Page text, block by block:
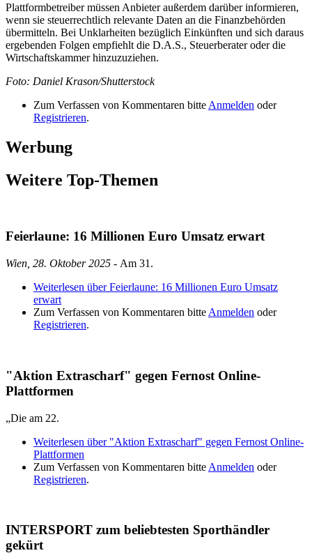
Plattformbetreiber müssen Anbieter außerdem darüber informieren,
wenn sie steuerrechtlich relevante Daten an die Finanzbehörden
übermitteln. Bei Unklarheiten bezüglich Einkünften und sich daraus
ergebenden Folgen empfiehlt die D.A.S., Steuerberater oder die
Wirtschaftskammer hinzuzuziehen.
Foto: Daniel Krason/Shutterstock
Zum Verfassen von Kommentaren bitte Anmelden oder
Registrieren.
Werbung
Weitere Top-Themen
Feierlaune: 16 Millionen Euro Umsatz erwart
Wien, 28. Oktober 2025 - Am 31.
Weiterlesen über Feierlaune: 16 Millionen Euro Umsatz
erwart
Zum Verfassen von Kommentaren bitte Anmelden oder
Registrieren.
"Aktion Extrascharf" gegen Fernost Online-
Plattformen
„Die am 22.
Weiterlesen über "Aktion Extrascharf" gegen Fernost Online-
Plattformen
Zum Verfassen von Kommentaren bitte Anmelden oder
Registrieren.
INTERSPORT zum beliebtesten Sporthändler
gekürt